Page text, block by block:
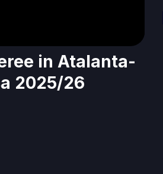
in Atalanta-
2025/26